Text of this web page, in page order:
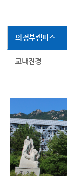
의정부캠퍼스
교내전경